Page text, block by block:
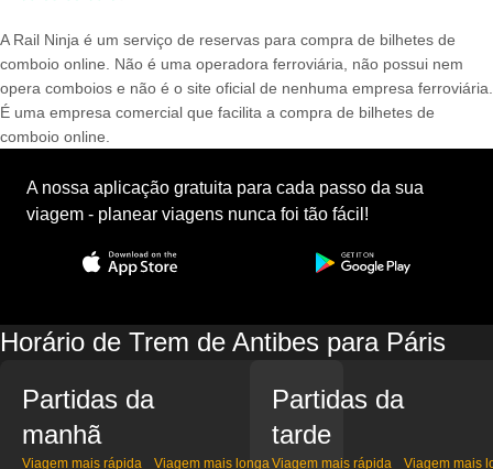
A Rail Ninja é um serviço de reservas para compra de bilhetes de
comboio online. Não é uma operadora ferroviária, não possui nem
opera comboios e não é o site oficial de nenhuma empresa ferroviária.
É uma empresa comercial que facilita a compra de bilhetes de
comboio online.
A nossa aplicação gratuita para cada passo da sua
viagem - planear viagens nunca foi tão fácil!
Horário de Trem de Antibes para Páris
Partidas da
manhã
Viagem mais rápida Viagem mais longa
Partidas da
tarde
Viagem mais rápida Viagem mais